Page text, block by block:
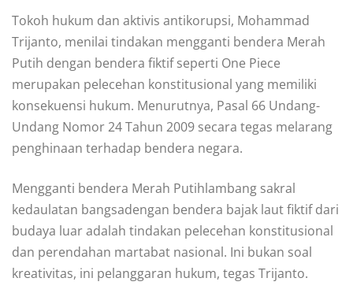
Tokoh hukum dan aktivis antikorupsi, Mohammad
Trijanto, menilai tindakan mengganti bendera Merah
Putih dengan bendera fiktif seperti One Piece
merupakan pelecehan konstitusional yang memiliki
konsekuensi hukum. Menurutnya, Pasal 66 Undang-
Undang Nomor 24 Tahun 2009 secara tegas melarang
penghinaan terhadap bendera negara.
Mengganti bendera Merah Putihlambang sakral
kedaulatan bangsadengan bendera bajak laut fiktif dari
budaya luar adalah tindakan pelecehan konstitusional
dan perendahan martabat nasional. Ini bukan soal
kreativitas, ini pelanggaran hukum, tegas Trijanto.